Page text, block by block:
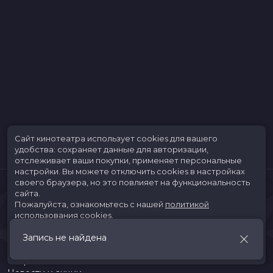
Запись не найдена
Скоро в кино
Сайт кинотеатра использует cookies для вашего
удобства: сохраняет данные для авторизации,
отслеживает ваши покупки, применяет персональные
настройки. Вы можете отключить cookies в настройках
своего браузера, но это повлияет на функциональность
сайта.
Пожалуйста, ознакомьтесь с нашей политикой
использования cookies